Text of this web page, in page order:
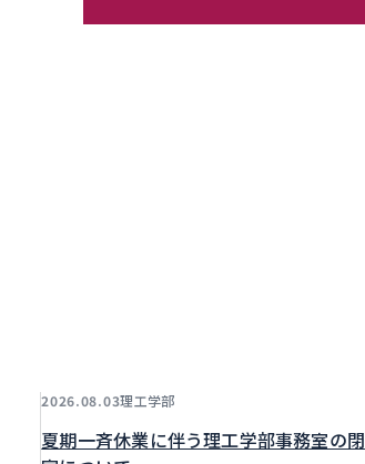
2026.08.03理工学部
夏期一斉休業に伴う理工学部事務室の閉